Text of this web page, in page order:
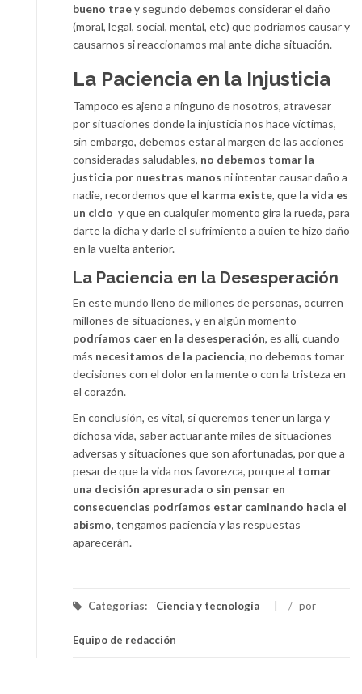
bueno traey segundo debemos considerar el daño
(moral, legal, social, mental, etc) que podríamos causar y
causarnos si reaccionamos mal ante dicha situación.
La Paciencia en la Injusticia
Tampoco es ajeno a ninguno de nosotros, atravesar
por situaciones donde la injusticia nos hace víctimas,
sin embargo, debemos estar al margen de las acciones
consideradas saludables, no debemos tomar la
justicia por nuestras manos ni intentar causar daño a
nadie, recordemos que el karma existe, que la vida es
un ciclo y que en cualquier momento gira la rueda, para
darte la dicha y darle el sufrimiento a quien te hizo daño
en la vuelta anterior.
La Paciencia en la Desesperación
En este mundo lleno de millones de personas, ocurren
millones de situaciones, y en algún momento
podríamos caer en la desesperación, es allí, cuando
más necesitamos de la paciencia, no debemos tomar
decisiones con el dolor en la mente o con la tristeza en
el corazón.
En conclusión, es vital, si queremos tener un larga y
dichosa vida, saber actuar ante miles de situaciones
adversas y situaciones que son afortunadas, por que a
pesar de que la vida nos favorezca, porque al tomar
una decisión apresurada o sin pensar en
consecuencias podríamos estar caminando hacia el
abismo, tengamos paciencia y las respuestas
aparecerán.
Categorías: Ciencia y tecnología / por
Equipo de redacción